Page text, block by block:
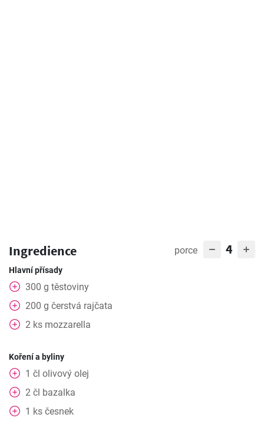
Ingredience porce 4
Hlavní přísady
300 g těstoviny
200 g čerstvá rajčata
2 ks mozzarella
Koření a byliny
1 čl olivový olej
2 čl bazalka
1 ks česnek